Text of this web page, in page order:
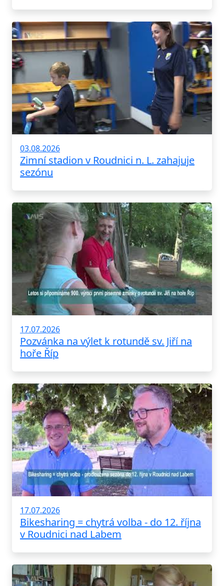
03.08.2026
Zimní stadion v Roudnici n. L. zahajuje
sezónu
17.07.2026
Pozvánka na výlet k rotundě sv. Jiří na
hoře Říp
17.07.2026
Bikesharing = chytrá volba - do 12. října
v Roudnici nad Labem